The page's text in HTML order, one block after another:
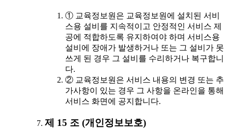
① 교육정보원은 교육정보원에 설치된 서비
스용 설비를 지속적이고 안정적인 서비스 제
공에 적합하도록 유지하여야 하며 서비스용
설비에 장애가 발생하거나 또는 그 설비가 못
쓰게 된 경우 그 설비를 수리하거나 복구합니
다.
② 교육정보원은 서비스 내용의 변경 또는 추
가사항이 있는 경우 그 사항을 온라인을 통해
서비스 화면에 공지합니다.
제 15 조 (개인정보보호)